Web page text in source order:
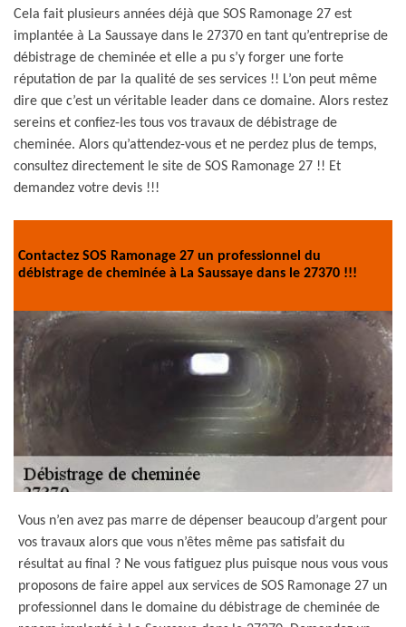
Cela fait plusieurs années déjà que SOS Ramonage 27 est
implantée à La Saussaye dans le 27370 en tant qu’entreprise de
débistrage de cheminée et elle a pu s’y forger une forte
réputation de par la qualité de ses services !! L’on peut même
dire que c’est un véritable leader dans ce domaine. Alors restez
sereins et confiez-les tous vos travaux de débistrage de
cheminée. Alors qu’attendez-vous et ne perdez plus de temps,
consultez directement le site de SOS Ramonage 27 !! Et
demandez votre devis !!!
Contactez SOS Ramonage 27 un professionnel du
débistrage de cheminée à La Saussaye dans le 27370 !!!
Vous n’en avez pas marre de dépenser beaucoup d’argent pour
vos travaux alors que vous n’êtes même pas satisfait du
résultat au final ? Ne vous fatiguez plus puisque nous vous vous
proposons de faire appel aux services de SOS Ramonage 27 un
professionnel dans le domaine du débistrage de cheminée de